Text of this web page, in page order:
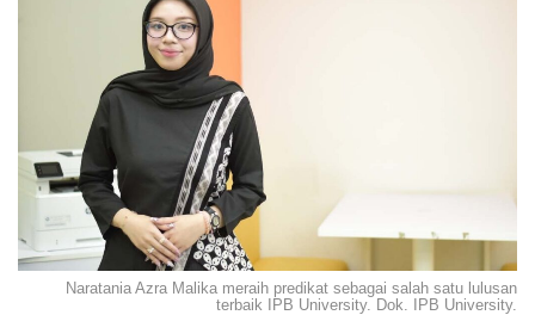
Naratania Azra Malika meraih predikat sebagai salah satu lulusan
terbaik IPB University. Dok. IPB University.